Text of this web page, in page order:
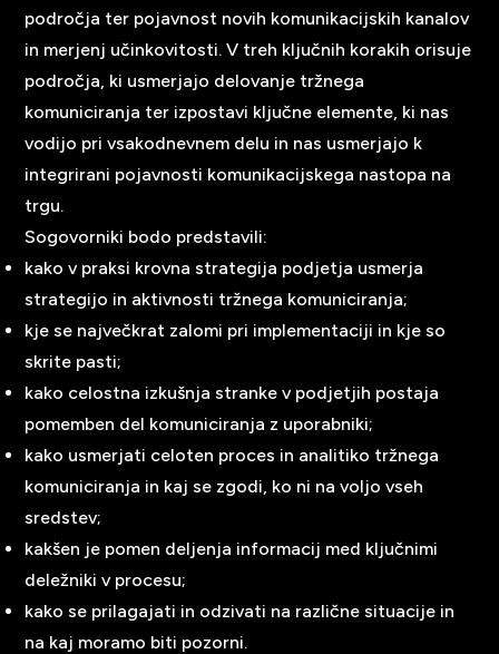
področja ter pojavnost novih komunikacijskih kanalov
in merjenj učinkovitosti. V treh ključnih korakih orisuje
področja, ki usmerjajo delovanje tržnega
komuniciranja ter izpostavi ključne elemente, ki nas
vodijo pri vsakodnevnem delu in nas usmerjajo k
integrirani pojavnosti komunikacijskega nastopa na
trgu.
Sogovorniki bodo predstavili:
kako v praksi krovna strategija podjetja usmerja
strategijo in aktivnosti tržnega komuniciranja;
kje se največkrat zalomi pri implementaciji in kje so
skrite pasti;
kako celostna izkušnja stranke v podjetjih postaja
pomemben del komuniciranja z uporabniki;
kako usmerjati celoten proces in analitiko tržnega
komuniciranja in kaj se zgodi, ko ni na voljo vseh
sredstev;
kakšen je pomen deljenja informacij med ključnimi
deležniki v procesu;
kako se prilagajati in odzivati na različne situacije in
na kaj moramo biti pozorni.